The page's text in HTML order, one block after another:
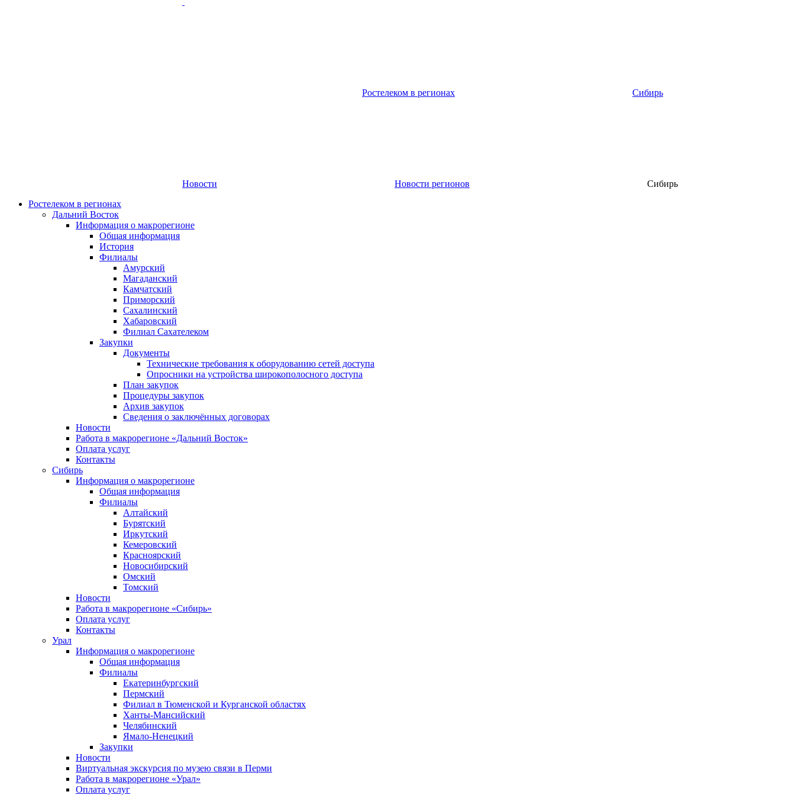
Ростелеком в регионах Сибирь
Новости Новости регионов
Сибирь
Ростелеком в регионах
Дальний Восток
Информация о макрорегионе
Общая информация
История
Филиалы
Амурский
Магаданский
Камчатский
Приморский
Сахалинский
Хабаровский
Филиал Сахателеком
Закупки
Документы
Технические требования к оборудованию сетей доступа
Опросники на устройства широкополосного доступа
План закупок
Процедуры закупок
Архив закупок
Сведения о заключённых договорах
Новости
Работа в макрорегионе «Дальний Восток»
Оплата услуг
Контакты
Сибирь
Информация о макрорегионе
Общая информация
Филиалы
Алтайский
Бурятский
Иркутский
Кемеровский
Красноярский
Новосибирский
Омский
Томский
Новости
Работа в макрорегионе «Сибирь»
Оплата услуг
Контакты
Урал
Информация о макрорегионе
Общая информация
Филиалы
Екатеринбургский
Пермский
Филиал в Тюменской и Курганской областях
Ханты-Мансийский
Челябинский
Ямало-Ненецкий
Закупки
Новости
Виртуальная экскурсия по музею связи в Перми
Работа в макрорегионе «Урал»
Оплата услуг